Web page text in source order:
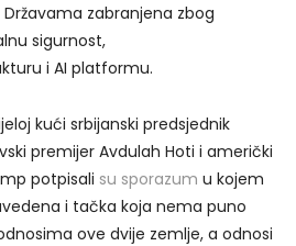
zabranjena zbog
sigurnost,
i AI platformu.
kući srbijanski predsjednik
premijer Avdulah Hoti i američki
potpisali su sporazum u kojem
i tačka koja nema puno
ove dvije zemlje, a odnosi